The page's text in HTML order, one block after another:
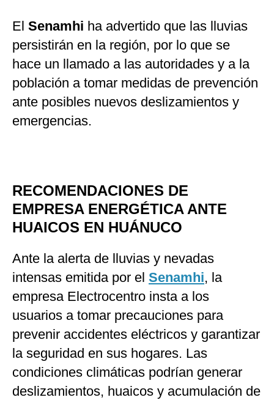
El Senamhi ha advertido que las lluvias
persistirán en la región, por lo que se
hace un llamado a las autoridades y a la
población a tomar medidas de prevención
ante posibles nuevos deslizamientos y
emergencias.
RECOMENDACIONES DE
EMPRESA ENERGÉTICA ANTE
HUAICOS EN HUÁNUCO
Ante la alerta de lluvias y nevadas
intensas emitida por el Senamhi, la
empresa Electrocentro insta a los
usuarios a tomar precauciones para
prevenir accidentes eléctricos y garantizar
la seguridad en sus hogares. Las
condiciones climáticas podrían generar
deslizamientos, huaicos y acumulación de